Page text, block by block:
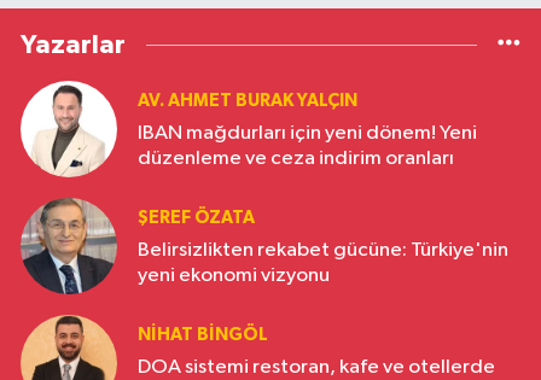
Yazarlar
AV. AHMET BURAK YALÇIN
IBAN mağdurları için yeni dönem! Yeni
düzenleme ve ceza indirim oranları
ŞEREF ÖZATA
Belirsizlikten rekabet gücüne: Türkiye'nin
yeni ekonomi vizyonu
NIHAT BINGÖL
DOA sistemi restoran, kafe ve otellerde